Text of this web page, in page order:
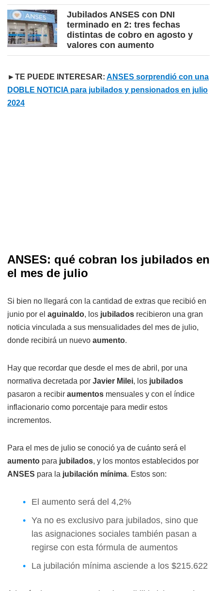
Jubilados ANSES con DNI
terminado en 2: tres fechas
distintas de cobro en agosto y
valores con aumento
►TE PUEDE INTERESAR: ANSES sorprendió con una
DOBLE NOTICIA para jubilados y pensionados en julio
2024
ANSES: qué cobran los jubilados en
el mes de julio
Si bien no llegará con la cantidad de extras que recibió en
junio por el aguinaldo, los jubilados recibieron una gran
noticia vinculada a sus mensualidades del mes de julio,
donde recibirá un nuevo aumento.
Hay que recordar que desde el mes de abril, por una
normativa decretada por Javier Milei, los jubilados
pasaron a recibir aumentos mensuales y con el índice
inflacionario como porcentaje para medir estos
incrementos.
Para el mes de julio se conoció ya de cuánto será el
aumento para jubilados, y los montos establecidos por
ANSES para la jubilación mínima. Estos son:
El aumento será del 4,2%
Ya no es exclusivo para jubilados, sino que
las asignaciones sociales también pasan a
regirse con esta fórmula de aumentos
La jubilación mínima asciende a los $215.622